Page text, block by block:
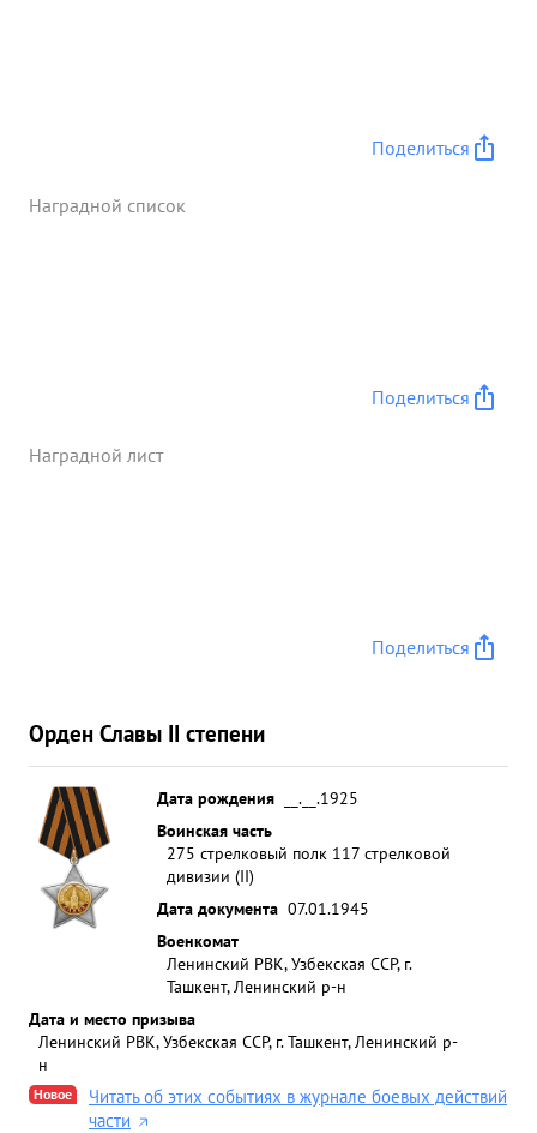
Поделиться
Наградной список
Поделиться
Наградной лист
Поделиться
Орден Славы II степени
Дата рождения
__.__.1925
Воинская часть
275 стрелковый полк 117 стрелковой
дивизии (II)
Дата документа 07.01.1945
Военкомат
Ленинский РВК, Узбекская ССР, г.
Ташкент, Ленинский р-н
Дата и место призыва
Ленинский РВК, Узбекская ССР, г. Ташкент, Ленинский р-
н
Новое
Читать об этих событиях в журнале боевых действий
части